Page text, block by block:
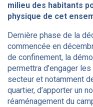
milieu des habitants
physique de cet
Dernière phase de la
commencée en
de confinement, la
permettra d’engager
secteur et notamment
quartier, d’apporter un
réaménagement du